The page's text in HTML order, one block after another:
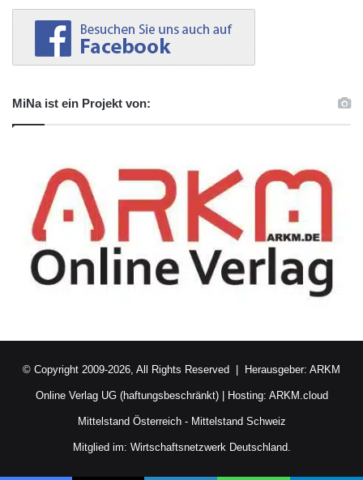
MiNa ist ein Projekt von:
© Copyright 2009-2026, All Rights Reserved | Herausgeber: ARKM
Online Verlag UG (haftungsbeschränkt)| Hosting: ARKM.cloud
Mittelstand Österreich- Mittelstand Schweiz
Mitglied im: Wirtschaftsnetzwerk Deutschland.